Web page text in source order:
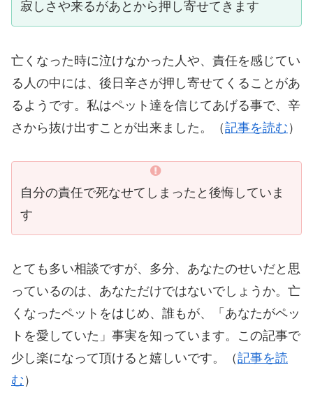
寂しさや来るがあとから押し寄せてきます
亡くなった時に泣けなかった人や、責任を感じてい
る人の中には、後日辛さが押し寄せてくることがあ
るようです。私はペット達を信じてあげる事で、辛
さから抜け出すことが出来ました。（記事を読む ）
自分の責任で死なせてしまったと後悔していま
す
とても多い相談ですが、多分、あなたのせいだと思
っているのは、あなただけではないでしょうか。亡
くなったペットをはじめ、誰もが、「あなたがペッ
トを愛していた」事実を知っています。この記事で
少し楽になって頂けると嬉しいです。（記事を読
む ）